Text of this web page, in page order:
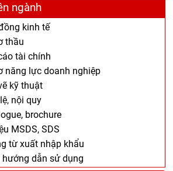
ngành
kinh tế
thầu
tài chính
năng lực doanh nghiệp
kỹ thuật
nội quy
brochure
MSDS, SDS
từ xuất nhập khẩu
hướng dẫn sử dụng